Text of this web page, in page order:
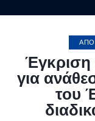
Έγκριση
για
του